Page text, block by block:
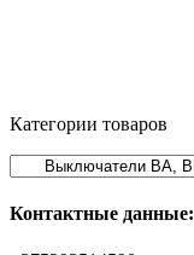
Категории товаров
Контактные данные: